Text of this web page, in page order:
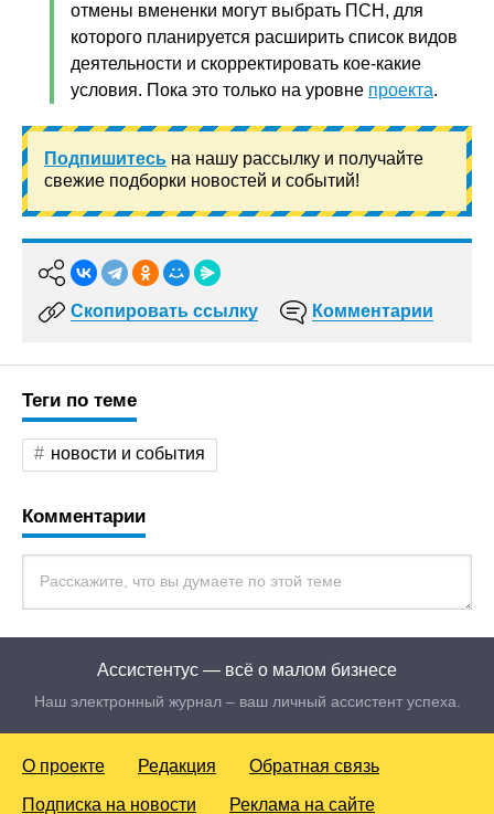
отмены вмененки могут выбрать ПСН, для
которого планируется расширить список видов
деятельности и скорректировать кое-какие
условия. Пока это только на уровне проекта.
Подпишитесь на нашу рассылку и получайте
свежие подборки новостей и событий!
Скопировать ссылку Комментарии
Теги по теме
новости и события
Комментарии
Ассистентус — всё о малом бизнесе
Наш электронный журнал – ваш личный ассистент успеха.
О проекте Редакция Обратная связь
Подписка на новости Реклама на сайте